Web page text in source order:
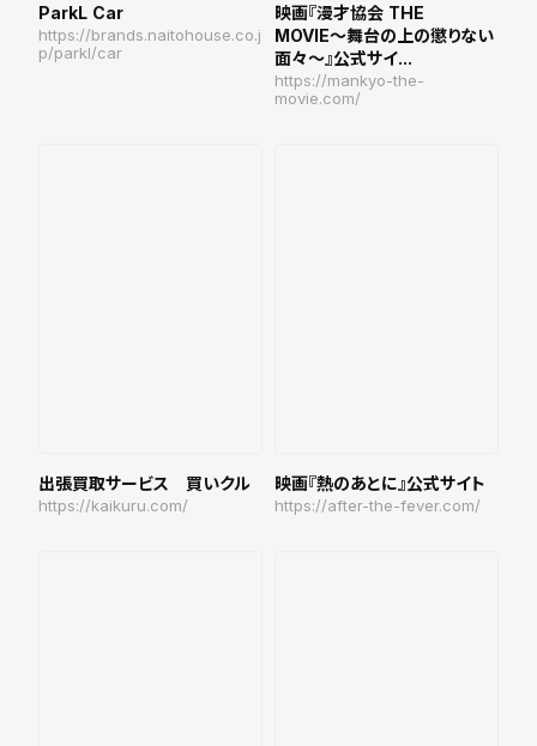
ParkL Car
https://brands.naitohouse.co.j
p/parkl/car
映画『漫才協会 THE
MOVIE〜舞台の上の懲りない
面々〜』公式サイ...
https://mankyo-the-
movie.com/
出張買取サービス 買いクル
https://kaikuru.com/
映画『熱のあとに』公式サイト
https://after-the-fever.com/